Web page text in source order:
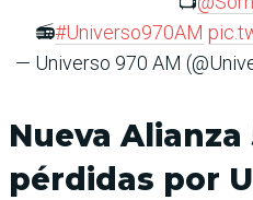
📻#Universo970AM
— Universo 970 AM
Nueva
pérdidas por